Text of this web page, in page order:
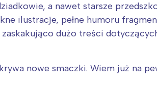
a nawet starsze
ilustracje, pełne humoru
zaskakująco dużo treści
nowe smaczki. Wiem już na
regionu: